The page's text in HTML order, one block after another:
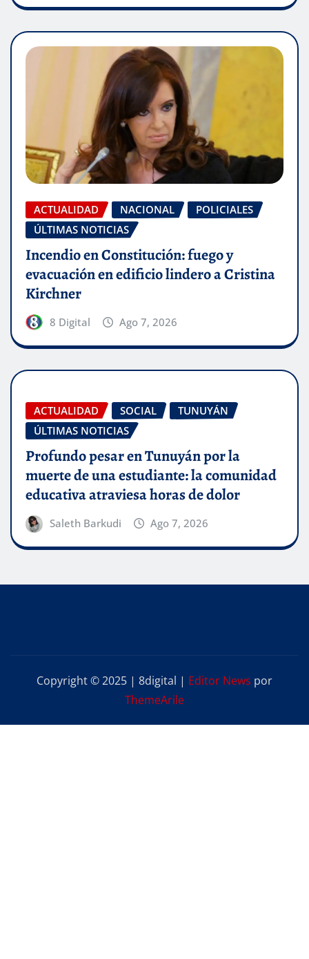
ACTUALIDAD NACIONAL
POLICIALES
ÚLTIMAS NOTICIAS
Incendio en Constitución: fuego y
evacuación en edificio lindero a Cristina
Kirchner
8 Digital Ago 7, 2026
ACTUALIDAD SOCIAL
TUNUYÁN
ÚLTIMAS NOTICIAS
Profundo pesar en Tunuyán por la
muerte de una estudiante: la comunidad
educativa atraviesa horas de dolor
Saleth Barkudi Ago 7, 2026
Copyright © 2025 | 8digital | Editor News por
ThemeArile